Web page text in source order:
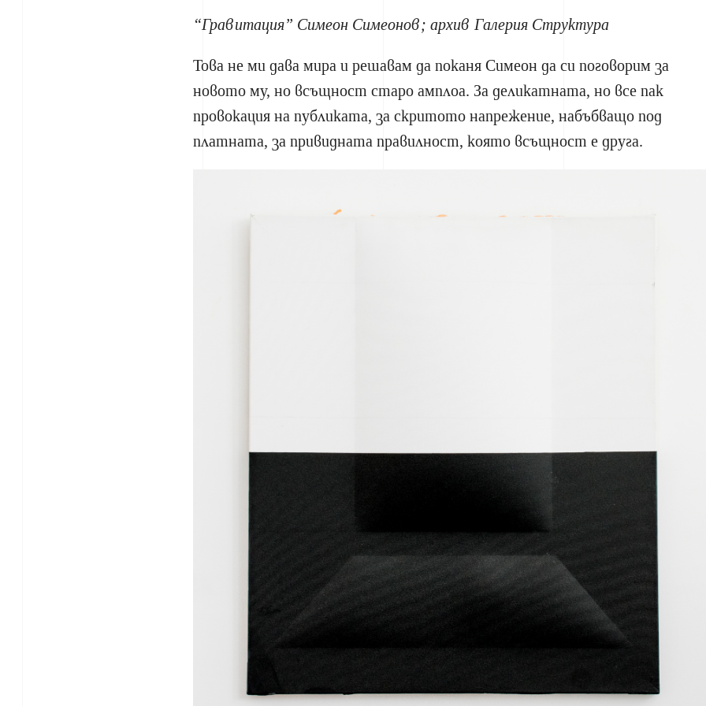
“Гравитация” Симеон Симеонов; архив Галерия Структура
Това не ми дава мира и решавам да поканя Симеон да си поговорим за
новото му, но всъщност старо амплоа. За деликатната, но все пак
провокация на публиката, за скритото напрежение, набъбващо под
платната, за привидната правилност, която всъщност е друга.